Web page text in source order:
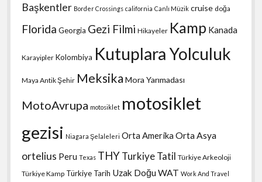
Başkentler Border Crossings california Canlı Müzik cruise doğa
Florida Georgia Gezi Filmi Hikayeler Kamp Kanada
Karayipler Kolombiya Kutuplara Yolculuk
Maya Antik Şehir Meksika Mora Yarımadası
MotoAvrupa motosiklet motosiklet
gezisi Niagara Şelaleleri Orta Amerika Orta Asya
ortelius Peru Texas THYTurkiye Tatil Türkiye Arkeoloji
Türkiye Kamp Türkiye Tarih Uzak DoğuWAT Work And Travel